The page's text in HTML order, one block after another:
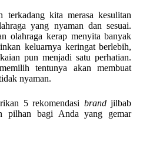
terkadang kita merasa kesulitan
yang nyaman dan sesuai.
olahraga kerap menyita banyak
keluarnya keringat berlebih,
pun menjadi satu perhatian.
tentunya akan membuat
nyaman.
5 rekomendasi brandjilbab
pilhan bagi Anda yang gemar